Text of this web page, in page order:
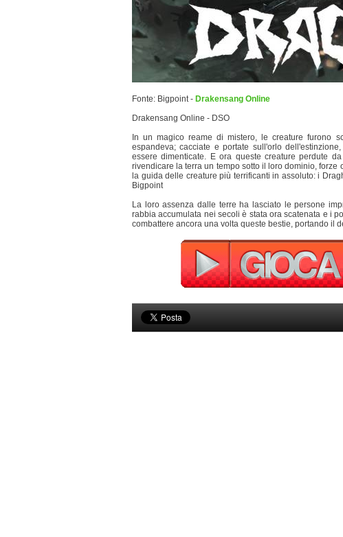
Fonte: Bigpoint - Drakensang Online
Drakensang Online - DSO
In un magico reame di mistero, le creature furono
espandeva; cacciate e portate sull'orlo
essere dimenticate. E ora queste creature perdute
rivendicare la terra un tempo sotto il loro dominio,
la guida delle creature più terrificanti in assoluto: i
Bigpoint
La loro assenza dalle terre ha lasciato le persone
rabbia accumulata nei secoli è stata ora scatenata e i
combattere ancora una volta queste bestie, portando il